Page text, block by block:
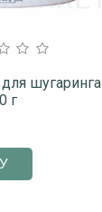
для шугаринга
г